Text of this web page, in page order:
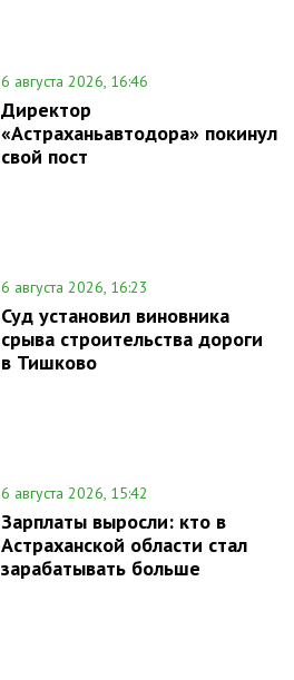
6 августа 2026, 16:46
Директор
«Астраханьавтодора» покинул
свой пост
6 августа 2026, 16:23
Суд установил виновника
срыва строительства дороги
в Тишково
6 августа 2026, 15:42
Зарплаты выросли: кто в
Астраханской области стал
зарабатывать больше